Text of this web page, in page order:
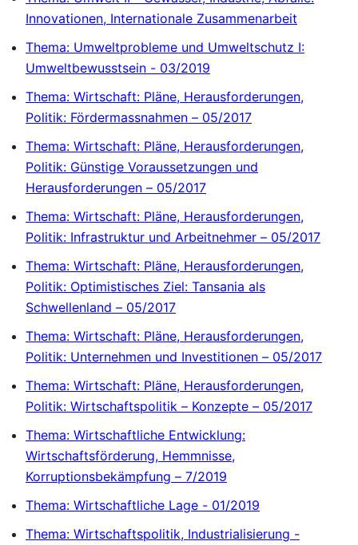
Innovationen, Internationale Zusammenarbeit
Thema: Umweltprobleme und Umweltschutz I:
Umweltbewusstsein - 03/2019
Thema: Wirtschaft: Pläne, Herausforderungen,
Politik: Fördermassnahmen – 05/2017
Thema: Wirtschaft: Pläne, Herausforderungen,
Politik: Günstige Voraussetzungen und
Herausforderungen – 05/2017
Thema: Wirtschaft: Pläne, Herausforderungen,
Politik: Infrastruktur und Arbeitnehmer – 05/2017
Thema: Wirtschaft: Pläne, Herausforderungen,
Politik: Optimistisches Ziel: Tansania als
Schwellenland – 05/2017
Thema: Wirtschaft: Pläne, Herausforderungen,
Politik: Unternehmen und Investitionen – 05/2017
Thema: Wirtschaft: Pläne, Herausforderungen,
Politik: Wirtschaftspolitik – Konzepte – 05/2017
Thema: Wirtschaftliche Entwicklung:
Wirtschaftsförderung, Hemmnisse,
Korruptionsbekämpfung – 7/2019
Thema: Wirtschaftliche Lage - 01/2019
Thema: Wirtschaftspolitik, Industrialisierung -